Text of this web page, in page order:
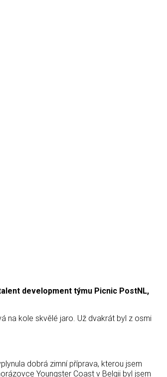
development týmu Picnic PostNL,
na kole skvělé jaro. Už dvakrát byl z osmi
dobrá zimní příprava, kterou jsem
Youngster Coast v Belgii byl jsem